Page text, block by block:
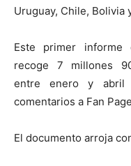
Uruguay, Chile, Bolivia
Este primer informe
recoge 7 millones
entre enero y
comentarios a Fan
El documento arroja